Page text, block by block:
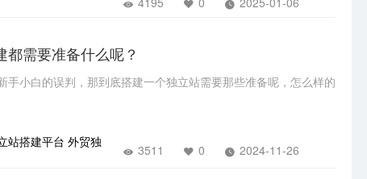
需要准备什么呢？
手小白的误判，那到底搭建一个独立站需要那些准备呢，怎么样的
站搭建平台 外贸独
3511 0 2024-11-26